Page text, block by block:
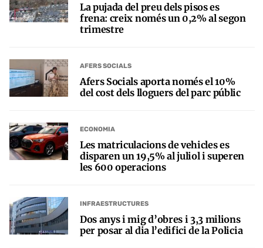
La pujada del preu dels pisos es
frena: creix només un 0,2% al segon
trimestre
AFERS SOCIALS
Afers Socials aporta només el 10%
del cost dels lloguers del parc públic
ECONOMIA
Les matriculacions de vehicles es
disparen un 19,5% al juliol i superen
les 600 operacions
INFRAESTRUCTURES
Dos anys i mig d’obres i 3,3 milions
per posar al dia l’edifici de la Policia